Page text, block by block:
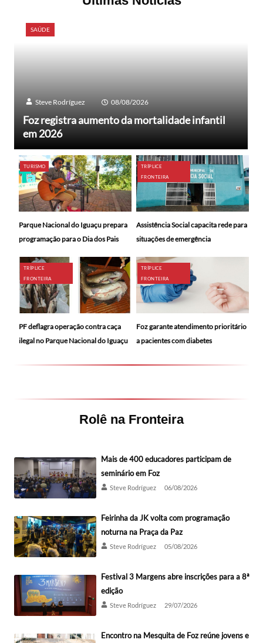
SAÚDE
Steve Rodríguez 08/08/2026
Foz registra aumento da mortalidade infantil
em 2026
TURISMO
Parque Nacional do Iguaçu prepara
programação para o Dia dos Pais
TRÍPLICE
FRONTEIRA
Assistência Social capacita rede para
situações de emergência
TRÍPLICE
FRONTEIRA
PF deflagra operação contra caça
ilegal no Parque Nacional do Iguaçu
TRÍPLICE
FRONTEIRA
Foz garante atendimento prioritário
a pacientes com diabetes
Rolê na Fronteira
Mais de 400 educadores participam de
seminário em Foz
Steve Rodríguez 06/08/2026
Feirinha da JK volta com programação
noturna na Praça da Paz
Steve Rodríguez 05/08/2026
Festival 3 Margens abre inscrições para a 8ª
edição
Steve Rodríguez 29/07/2026
Encontro na Mesquita de Foz reúne jovens e